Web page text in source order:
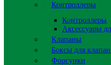
Контроллеры
Контроллеры
Аксессуары
Клапаны
Боксы для
Форсунки